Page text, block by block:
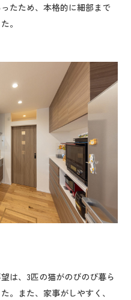
たため、本格的に細部まで
。
は、3匹の猫がのびのび暮ら
。また、家事がしやすく、